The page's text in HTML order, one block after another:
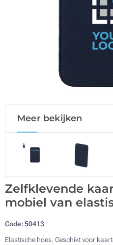
Meer bekijken
Zelfklevende
mobiel van
Code:50413
Elastische hoes. Geschikt voor